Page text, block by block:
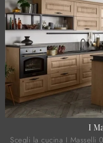
I
Scegli la cucina I Masselli